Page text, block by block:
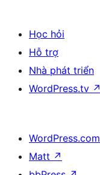
Học hỏi
Hỗ trợ
Nhà phát triển
WordPress.tv ↗
WordPress.com
Matt ↗